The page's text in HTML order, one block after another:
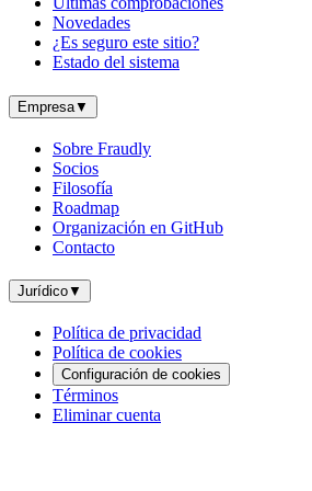
Novedades
¿Es seguro este sitio?
Estado del sistema
Empresa▼
Sobre Fraudly
Socios
Filosofía
Roadmap
Organización en GitHub
Contacto
Jurídico▼
Política de privacidad
Política de cookies
Configuración de cookies
Términos
Eliminar cuenta